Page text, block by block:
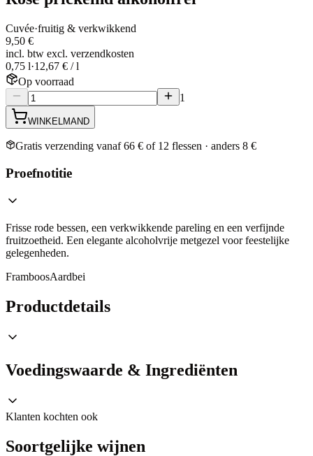
Cuvée·fruitig & verkwikkend
9,50 €
incl. btw excl. verzendkosten
0,75 l·12,67 € / l
Op voorraad
1
WINKELMAND
Gratis verzending vanaf 66 € of 12 flessen · anders 8 €
Proefnotitie
Frisse rode bessen, een verkwikkende pareling en een verfijnde
fruitzoetheid. Een elegante alcoholvrije metgezel voor feestelijke
gelegenheden.
FramboosAardbei
Productdetails
Voedingswaarde & Ingrediënten
Klanten kochten ook
Soortgelijke wijnen